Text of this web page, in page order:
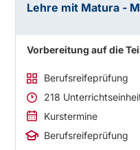
Lehre mit Matura -
Vorbereitung auf die
Berufsreifeprüfung
218
Kurstermine
Berufsreifeprüfung